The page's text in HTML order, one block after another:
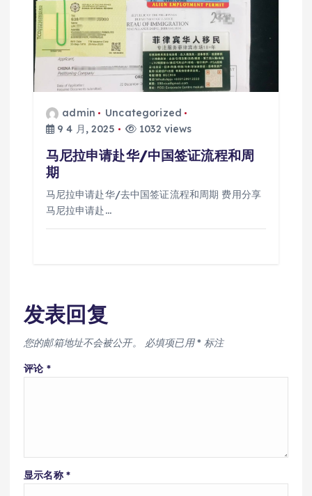
admin
Uncategorized
9 4 月, 2025
1032 views
马尼拉申请赴华/中国签证流程和周
期
马尼拉申请赴华/去中国签证流程和周期 费用分享
马尼拉申请赴…
发表回复
您的邮箱地址不会被公开。 必填项已用* 标注
评论 *
显示名称 *